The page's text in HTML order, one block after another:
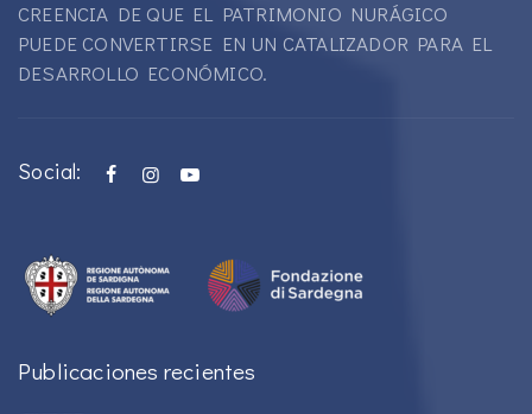
CREENCIA DE QUE EL PATRIMONIO NURÁGICO
PUEDE CONVERTIRSE EN UN CATALIZADOR PARA EL
DESARROLLO ECONÓMICO.
Social:
Publicaciones recientes